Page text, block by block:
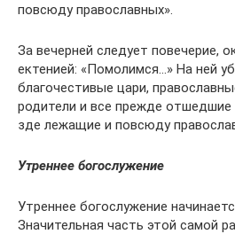
повсюду православных».
За вечерней следует повечерие,
ектенией: «Помолимся…» На ней
благочестивые цари,
родители и все прежде
зде лежащие и повсюду
Утреннее богослужение
Утреннее богослужение
Значительная часть этой самой